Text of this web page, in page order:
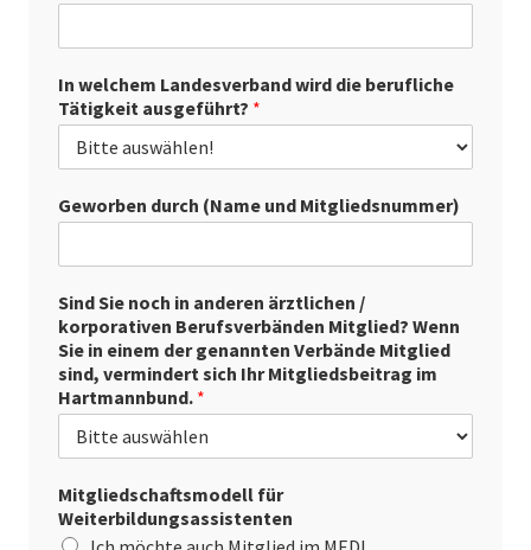
In welchem Landesverband wird die berufliche
Tätigkeit ausgeführt? *
Geworben durch (Name und Mitgliedsnummer)
Sind Sie noch in anderen ärztlichen /
korporativen Berufsverbänden Mitglied? Wenn
Sie in einem der genannten Verbände Mitglied
sind, vermindert sich Ihr Mitgliedsbeitrag im
Hartmannbund. *
Mitgliedschaftsmodell für
Weiterbildungsassistenten